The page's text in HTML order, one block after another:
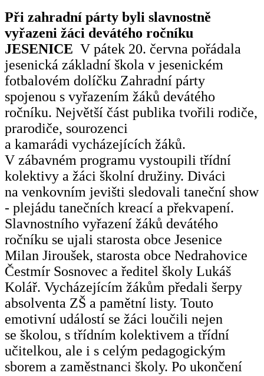
Při zahradní párty byli slavnostně
vyřazeni žáci devátého ročníku
JESENICE V pátek 20. června pořádala
jesenická základní škola v jesenickém
fotbalovém dolíčku Zahradní párty
spojenou s vyřazením žáků devátého
ročníku. Největší část publika tvořili rodiče,
prarodiče, sourozenci
a kamarádi vycházejících žáků.
V zábavném programu vystoupili třídní
kolektivy a žáci školní družiny. Diváci
na venkovním jevišti sledovali taneční show
- plejádu tanečních kreací a překvapení.
Slavnostního vyřazení žáků devátého
ročníku se ujali starosta obce Jesenice
Milan Jiroušek, starosta obce Nedrahovice
Čestmír Sosnovec a ředitel školy Lukáš
Kolář. Vycházejícím žákům předali šerpy
absolventa ZŠ a pamětní listy. Touto
emotivní událostí se žáci loučili nejen
se školou, s třídním kolektivem a třídní
učitelkou, ale i s celým pedagogickým
sborem a zaměstnanci školy. Po ukončení